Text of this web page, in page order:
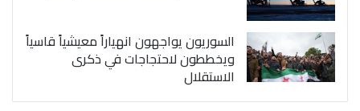
السوريون يواجهون انهياراً معيشياً قاسياً
ويخططون لاحتجاجات في ذكرى
الاستقلال